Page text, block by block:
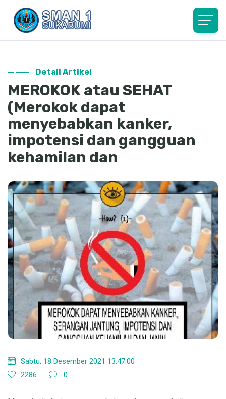
Detail Artikel
MEROKOK atau SEHAT
(Merokok dapat
menyebabkan kanker,
impotensi dan gangguan
kehamilan dan
Sabtu, 18 Desember 2021 13:47:00
2286
0